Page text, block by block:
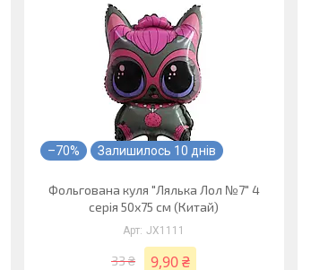
–70% Залишилось 10 днів
Фольгована куля "Лялька Лол №7" 4
серія 50х75 см (Китай)
JX1111
33 ₴ 9,90 ₴